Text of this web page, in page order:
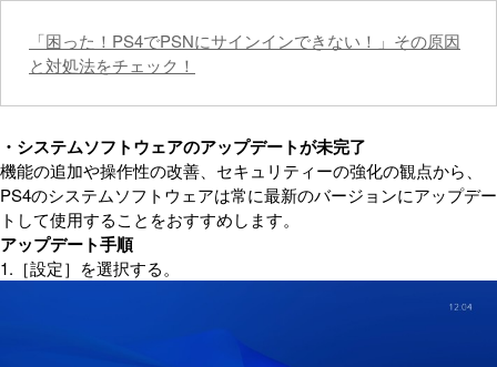
「困った！PS4でPSNにサインインできない！」その原因
と対処法をチェック！
・システムソフトウェアのアップデートが未完了
機能の追加や操作性の改善、セキュリティーの強化の観点から、
PS4のシステムソフトウェアは常に最新のバージョンにアップデー
トして使用することをおすすめします。
アップデート手順
1.［設定］を選択する。